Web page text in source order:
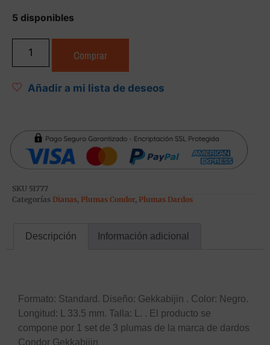
5 disponibles
Comprar
Añadir a mi lista de deseos
SKU 51777
Categorías Dianas, Plumas Condor, Plumas Dardos
Descripción Información adicional
Formato: Standard. Diseño: Gekkabijin . Color: Negro.
Longitud: L 33.5 mm. Talla: L. . El producto se
compone por 1 set de 3 plumas de la marca de dardos
Condor Gekkabijin